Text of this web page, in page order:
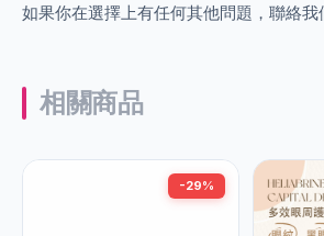
如果你在選擇上有任何其他問題，聯絡我
相關商品
-29%